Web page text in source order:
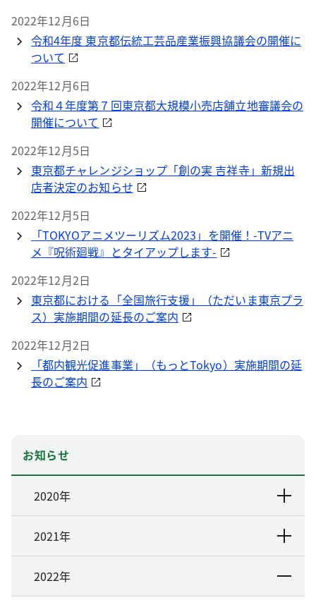
2022年12月6日
令和4年度 東京都伝統工芸品産業振興協議会の開催に
ついて
2022年12月6日
令和４年度第７回東京都大規模小売店舗立地審議会の
開催について
2022年12月5日
東京都チャレンジショップ「創の実 吉祥寺」新規出
店者決定のお知らせ
2022年12月5日
「TOKYOアニメツーリズム2023」を開催！-TVアニ
メ『呪術廻戦』とタイアップします-
2022年12月2日
東京都における「全国旅行支援」（ただいま東京プラ
ス）実施期間の延長のご案内
2022年12月2日
「都内観光促進事業」（もっとTokyo）実施期間の延
長のご案内
お知らせ
2020年
2021年
2022年